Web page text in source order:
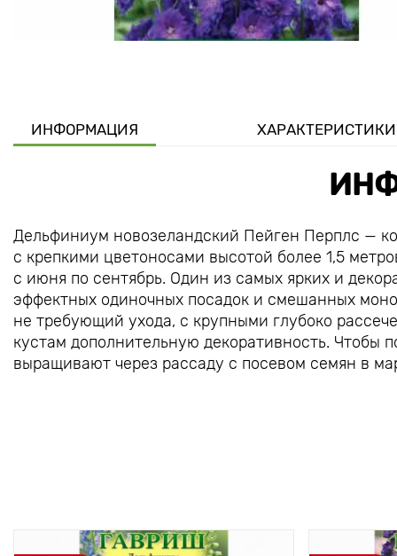
ИНФОРМАЦИЯ ХАРАКТЕРИСТИКИ
Дельфиниум новозеландский Пейген Перплс —
с крепкими цветоносами высотой более 1,5
с июня по сентябрь. Один из самых ярких и
эффектных одиночных посадок и смешанных
не требующий ухода, с крупными глубоко
кустам дополнительную декоративность. Чтобы
выращивают через рассаду с посевом семян в